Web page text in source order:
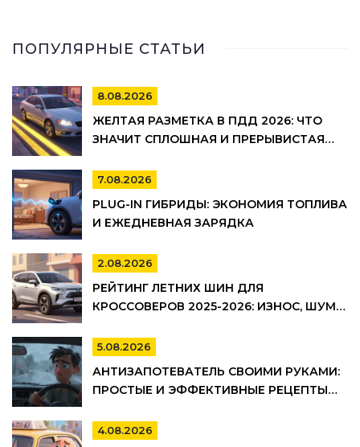
ПОПУЛЯРНЫЕ СТАТЬИ
8.08.2026
ЖЕЛТАЯ РАЗМЕТКА В ПДД 2026: ЧТО
ЗНАЧИТ СПЛОШНАЯ И ПРЕРЫВИСТАЯ
ШТРАФЫ
7.08.2026
PLUG-IN ГИБРИДЫ: ЭКОНОМИЯ ТОПЛИВА
И ЕЖЕДНЕВНАЯ ЗАРЯДКА
2.08.2026
РЕЙТИНГ ЛЕТНИХ ШИН ДЛЯ
КРОССОВЕРОВ 2025-2026: ИЗНОС, ШУМ И
5.08.2026
АНТИЗАПОТЕВАТЕЛЬ СВОИМИ РУКАМИ:
ПРОСТЫЕ И ЭФФЕКТИВНЫЕ РЕЦЕПТЫ
4.08.2026